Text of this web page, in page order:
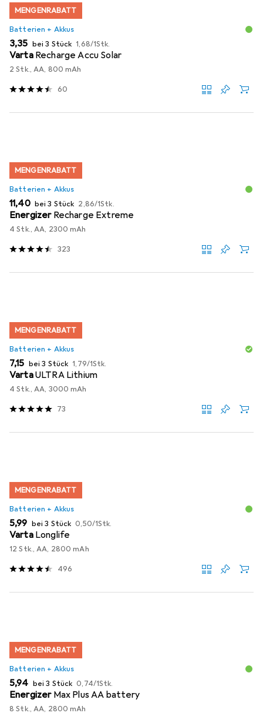
MENGENRABATT
Batterien + Akkus
EUR
3,35 bei 3 Stück EUR
1,68/1Stk.
Varta Recharge Accu Solar
2 Stk., AA, 800 mAh
60
MENGENRABATT
Batterien + Akkus
EUR
11,40 bei 3 Stück EUR
2,86/1Stk.
Energizer Recharge Extreme
4 Stk., AA, 2300 mAh
323
MENGENRABATT
Batterien + Akkus
EUR
7,15 bei 3 Stück EUR
1,79/1Stk.
VartaULTRA Lithium
4 Stk., AA, 3000 mAh
73
MENGENRABATT
Batterien + Akkus
EUR
5,99 bei 3 Stück EUR
0,50/1Stk.
Varta Longlife
12 Stk., AA, 2800 mAh
496
MENGENRABATT
Batterien + Akkus
EUR
5,94 bei 3 Stück EUR
0,74/1Stk.
Energizer Max Plus AA battery
8 Stk., AA, 2800 mAh